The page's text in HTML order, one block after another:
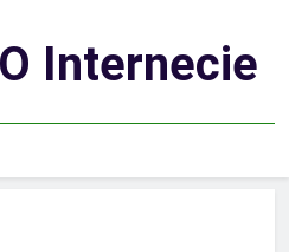
Internecie